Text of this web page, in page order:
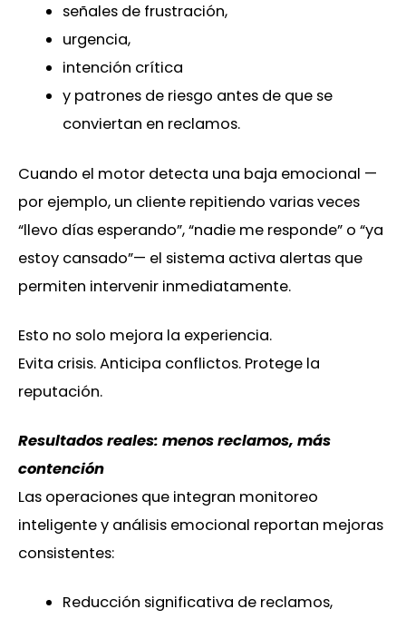
señales de frustración,
urgencia,
intención crítica
y patrones de riesgo antes de que se
conviertan en reclamos.
Cuando el motor detecta una baja emocional —
por ejemplo, un cliente repitiendo varias veces
“llevo días esperando”, “nadie me responde” o “ya
estoy cansado”— el sistema activa alertas que
permiten intervenir inmediatamente.
Esto no solo mejora la experiencia.
Evita crisis. Anticipa conflictos. Protege la
reputación.
Resultados reales: menos reclamos, más
contención
Las operaciones que integran monitoreo
inteligente y análisis emocional reportan mejoras
consistentes:
Reducción significativa de reclamos,